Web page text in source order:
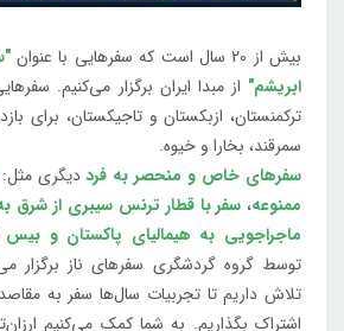
بیش از 20 سال است که سفرهایی با عنوان
ابریشم" از مبدا ایران برگزار می‌کنیم.
ترکمنستان، ازبکستان و تاجیکستان، برای
سمرقند، بخارا و خیوه.
سفرهای خاص و منحصر به فرددیگری
ممنوعه، سفر با قطار ترنس سیبری از شرق
ماجراجویی به هیمالیای پاکستان و بیس
توسط گروه گردشگری سفرهای ناز برگزار
تلاش داریم تا تجربیات سال‌ها سفر به
اشتراک بگذاریم. به شما کمک می‌کنیم